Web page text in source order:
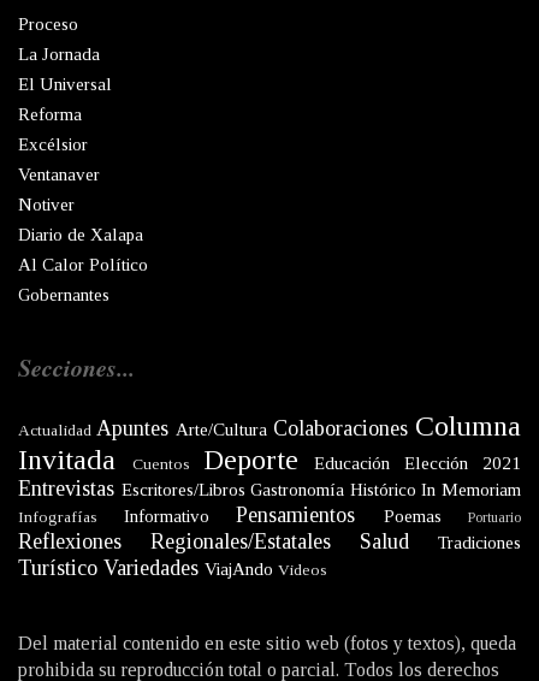
Proceso
La Jornada
El Universal
Reforma
Excélsior
Ventanaver
Notiver
Diario de Xalapa
Al Calor Político
Gobernantes
Secciones...
Actualidad Apuntes Arte/Cultura Colaboraciones Columna
Invitada
Cuentos Deporte Educación Elección 2021
Entrevistas Escritores/Libros Gastronomía Histórico In Memoriam
Infografías Informativo Pensamientos Poemas Portuario
Reflexiones Regionales/Estatales Salud Tradiciones
Turístico Variedades ViajAndo Videos
Del material contenido en este sitio web (fotos y textos), queda
prohibida su reproducción total o parcial. Todos los derechos